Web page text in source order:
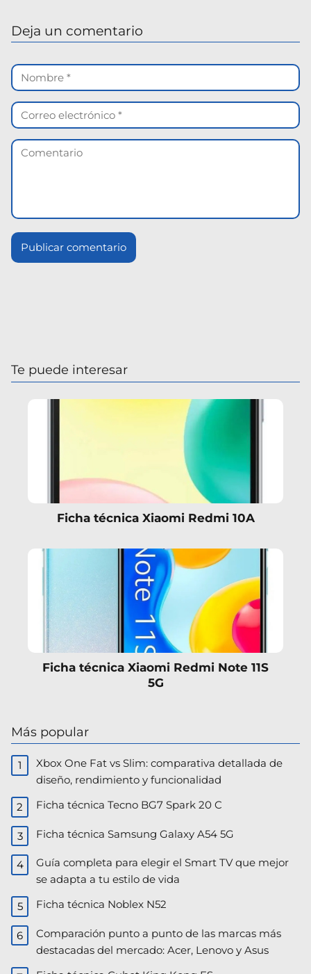
Deja un comentario
Te puede interesar
Ficha técnica Xiaomi Redmi 10A
Ficha técnica Xiaomi Redmi Note 11S
5G
Más popular
Xbox One Fat vs Slim: comparativa detallada de
diseño, rendimiento y funcionalidad
Ficha técnica Tecno BG7 Spark 20 C
Ficha técnica Samsung Galaxy A54 5G
Guía completa para elegir el Smart TV que mejor
se adapta a tu estilo de vida
Ficha técnica Noblex N52
Comparación punto a punto de las marcas más
destacadas del mercado: Acer, Lenovo y Asus​